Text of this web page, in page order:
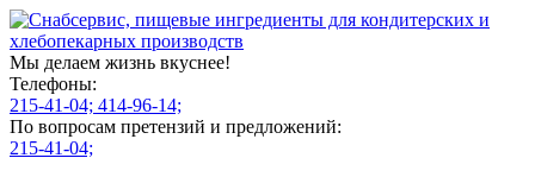
Мы делаем жизнь вкуснее!
Телефоны:
215-41-04; 414-96-14;
По вопросам претензий и предложений:
215-41-04;